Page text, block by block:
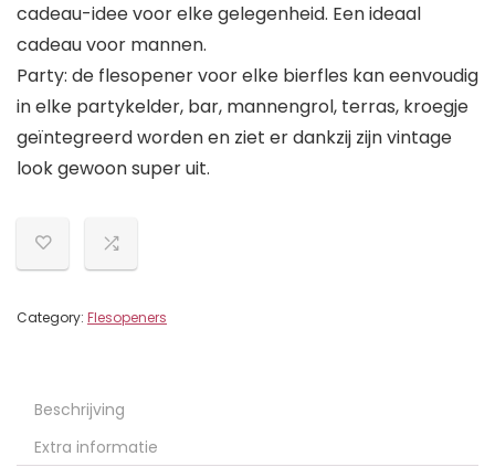
cadeau-idee voor elke gelegenheid. Een ideaal
cadeau voor mannen.
Party: de flesopener voor elke bierfles kan eenvoudig
in elke partykelder, bar, mannengrol, terras, kroegje
geïntegreerd worden en ziet er dankzij zijn vintage
look gewoon super uit.
Category: Flesopeners
Beschrijving
Extra informatie